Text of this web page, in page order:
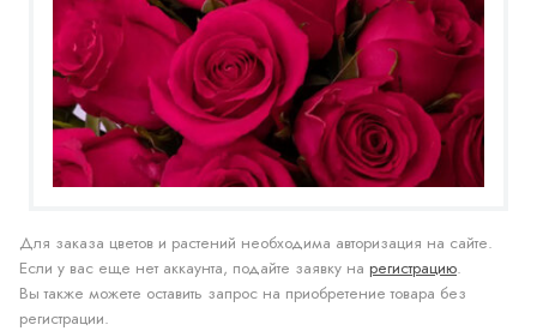
Для заказа цветов и растений необходима авторизация на сайте.
Если у вас еще нет аккаунта, подайте заявку на регистрацию.
Вы также можете оставить запрос на приобретение товара без
регистрации.